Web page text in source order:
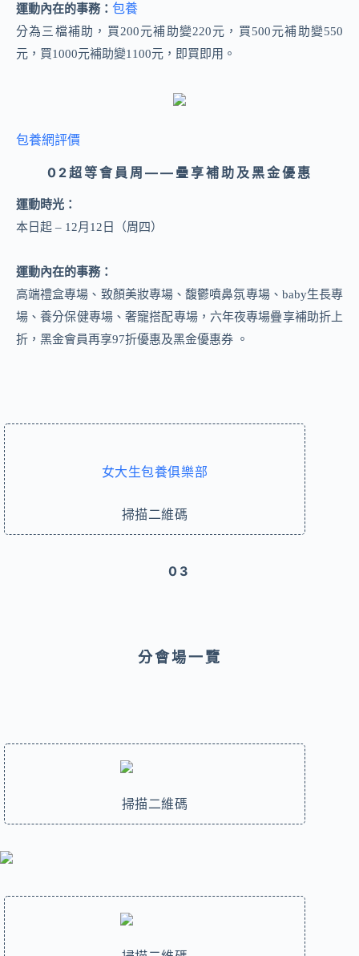
運動內在的事務： 包養
分為三檔補助，買200元補助變220元，買500元補助變550
元，買1000元補助變1100元，即買即用。
包養網評價
02超等會員周——疊享補助及黑金優惠
運動時光：
本日起 – 12月12日（周四）
運動內在的事務：
高端禮盒專場、致顏美妝專場、馥鬱噴鼻氛專場、baby生長專
場、養分保健專場、奢寵搭配專場，六年夜專場疊享補助折上
折，黑金會員再享97折優惠及黑金優惠券 。
女大生包養俱樂部
掃描二維碼
03
分會場一覽
掃描二維碼